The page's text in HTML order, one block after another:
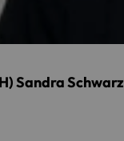
Sandra Schwarz